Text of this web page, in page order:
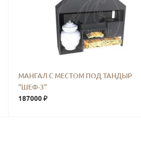
МАНГАЛ С МЕСТОМ ПОД ТАНДЫР
"ШЕФ-3"
187000 ₽